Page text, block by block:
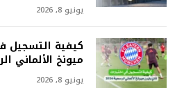
يونيو 8, 2026
كيفية التسجيل
ميونخ الألماني
يونيو 8, 2026